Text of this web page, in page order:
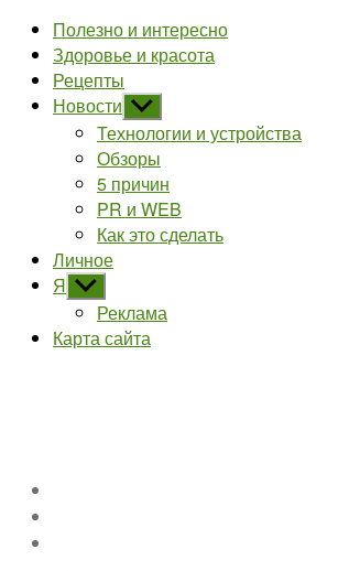
Полезно и интересно
Здоровье и красота
Рецепты
Новости Показывать
подменю
Технологии и устройства
Обзоры
5 причин
PR и WEB
Как это сделать
Личное
Я Показывать
подменю
Реклама
Карта сайта